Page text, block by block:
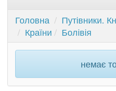
Головна
Путівники.
Країни
Болівія
немає